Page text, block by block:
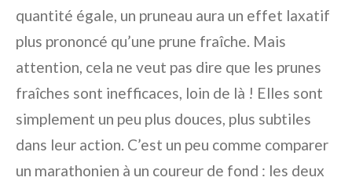
quantité égale, un pruneau aura un effet laxatif
plus prononcé qu’une prune fraîche. Mais
attention, cela ne veut pas dire que les prunes
fraîches sont inefficaces, loin de là ! Elles sont
simplement un peu plus douces, plus subtiles
dans leur action. C’est un peu comme comparer
un marathonien à un coureur de fond : les deux